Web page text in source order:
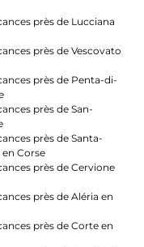
près de Lucciana
près de Vescovato
près de Penta-di-
près de San-
près de Santa-
Corse
près de Cervione
près de Aléria en
près de Corte en